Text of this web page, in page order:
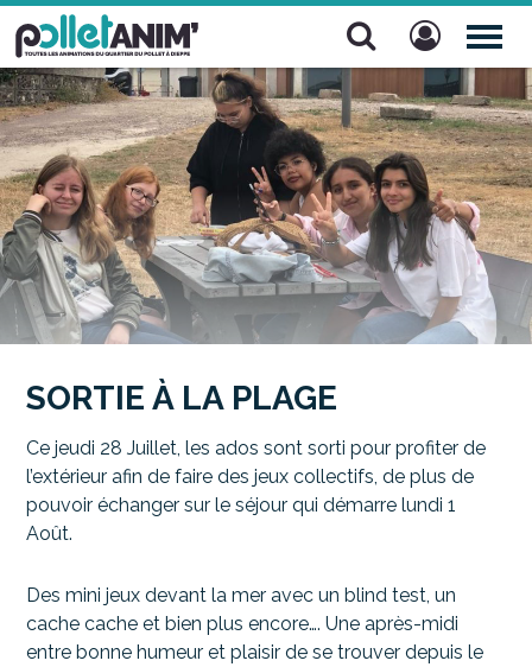
Pollet Anim'
SORTIE À LA PLAGE
Ce jeudi 28 Juillet, les ados sont sorti pour profiter de
l’extérieur afin de faire des jeux collectifs, de plus de
pouvoir échanger sur le séjour qui démarre lundi 1
Août.
Des mini jeux devant la mer avec un blind test, un
cache cache et bien plus encore…. Une après-midi
entre bonne humeur et plaisir de se trouver depuis le